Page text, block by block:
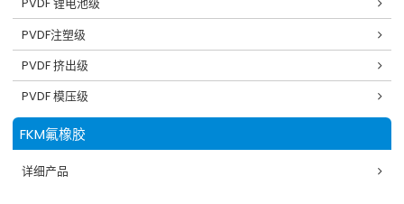
PVDF注塑级
PVDF 挤出级
PVDF 模压级
FKM氟橡胶
详细产品